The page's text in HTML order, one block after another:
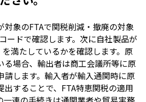
対象のFTAで関税削減・撤廃の対象
ードで確認します。次に自社製品が
満たしているかを確認します。原
る場合、輸出者は商工会議所等に原
請します。輸入者が輸入通関時に原
することで、FTA特恵関税の適用